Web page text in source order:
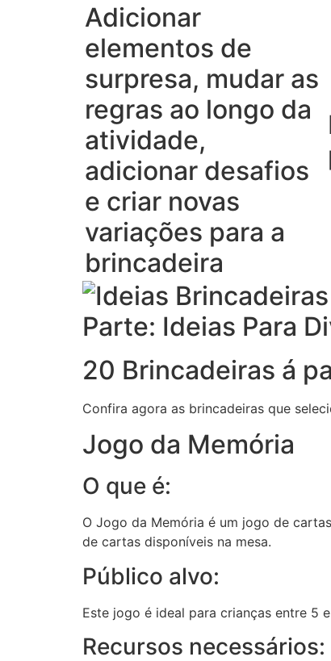
Adicionar
elementos de
surpresa, mudar as
regras ao longo da
atividade,
adicionar desafios
e criar novas
variações para a
brincadeira
20 Brincadeiras á
Confira agora as brincadeiras que
Jogo da Memória
O que é:
O Jogo da Memória é um jogo de
de cartas disponíveis na mesa.
Público alvo:
Este jogo é ideal para crianças entre 5
Recursos necessários: